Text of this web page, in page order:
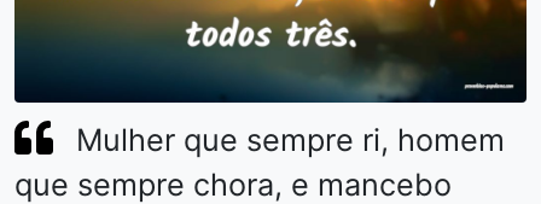
Mulher que sempre ri, homem
que sempre chora, e mancebo